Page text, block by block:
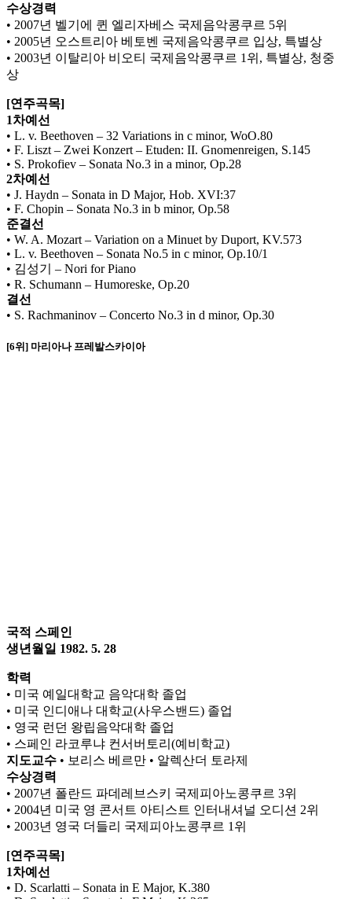
수상경력
• 2007년 벨기에 퀸 엘리자베스 국제음악콩쿠르 5위
• 2005년 오스트리아 베토벤 국제음악콩쿠르 입상, 특별상
• 2003년 이탈리아 비오티 국제음악콩쿠르 1위, 특별상, 청중
상
[연주곡목]
1차예선
• L. v. Beethoven – 32 Variations in c minor, WoO.80
• F. Liszt – Zwei Konzert – Etuden: II. Gnomenreigen, S.145
• S. Prokofiev – Sonata No.3 in a minor, Op.28
2차예선
• J. Haydn – Sonata in D Major, Hob. XVI:37
• F. Chopin – Sonata No.3 in b minor, Op.58
준결선
• W. A. Mozart – Variation on a Minuet by Duport, KV.573
• L. v. Beethoven – Sonata No.5 in c minor, Op.10/1
• 김성기 – Nori for Piano
• R. Schumann – Humoreske, Op.20
결선
• S. Rachmaninov – Concerto No.3 in d minor, Op.30
[6위] 마리아나 프레발스카이아
국적 스페인
생년월일 1982. 5. 28
학력
• 미국 예일대학교 음악대학 졸업
• 미국 인디애나 대학교(사우스밴드) 졸업
• 영국 런던 왕립음악대학 졸업
• 스페인 라코루냐 컨서버토리(예비학교)
지도교수 • 보리스 베르만 • 알렉산더 토라제
수상경력
• 2007년 폴란드 파데레브스키 국제피아노콩쿠르 3위
• 2004년 미국 영 콘서트 아티스트 인터내셔널 오디션 2위
• 2003년 영국 더들리 국제피아노콩쿠르 1위
[연주곡목]
1차예선
• D. Scarlatti – Sonata in E Major, K.380